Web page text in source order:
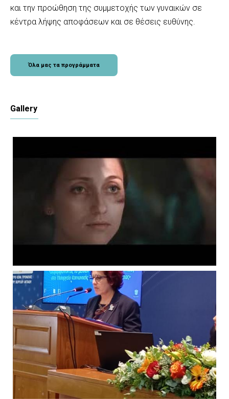
και την προώθηση της συμμετοχής των γυναικών σε
κέντρα λήψης αποφάσεων και σε θέσεις ευθύνης.
Όλα μας τα προγράμματα
Gallery